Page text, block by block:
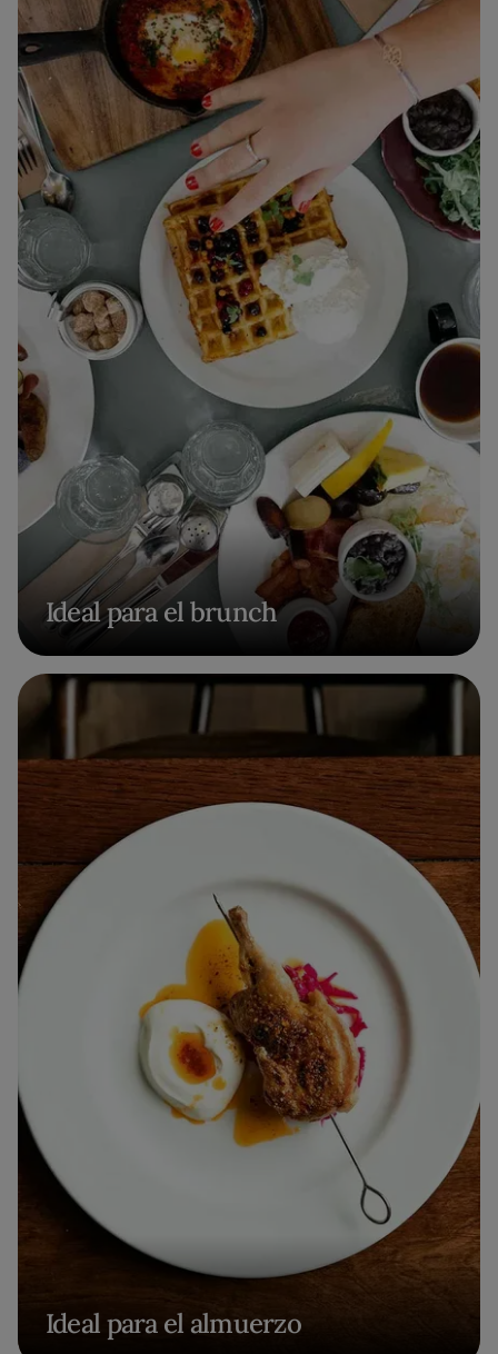
Ideal para el brunch
Ideal para el almuerzo